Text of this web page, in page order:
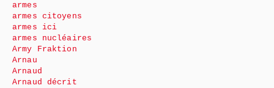
armes
armes citoyens
armes ici
armes nucléaires
Army Fraktion
Arnau
Arnaud
Arnaud décrit